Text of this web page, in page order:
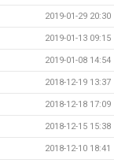
2019-01-29 20:30
2019-01-13 09:15
2019-01-08 14:54
2018-12-19 13:37
2018-12-18 17:09
2018-12-15 15:38
2018-12-10 18:41